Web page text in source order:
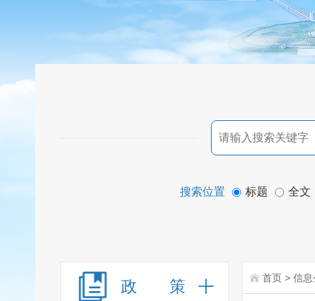
搜索位置 标题 全文
政 策 首页 > 信息